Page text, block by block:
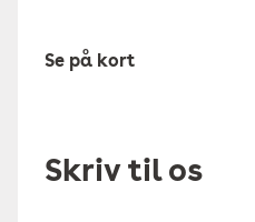
Se på kort
Skriv til os